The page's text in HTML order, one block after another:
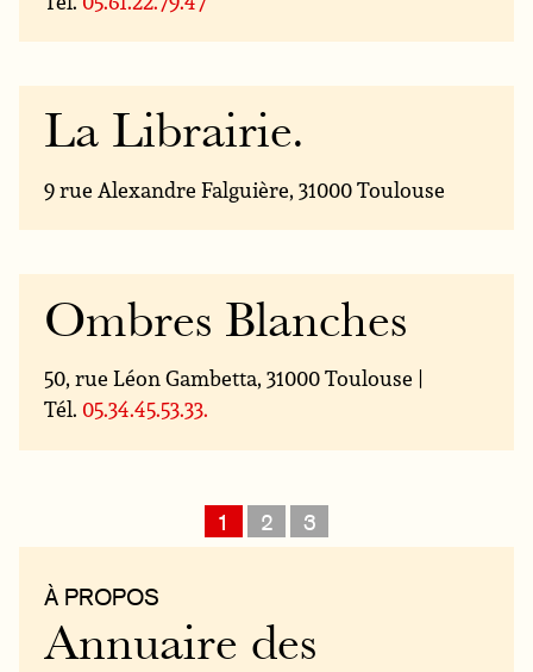
La Librairie.
9 rue Alexandre Falguière, 31000 Toulouse
Ombres Blanches
50, rue Léon Gambetta, 31000 Toulouse |
Tél. 05.34.45.53.33.
1 2 3
À PROPOS
Annuaire des